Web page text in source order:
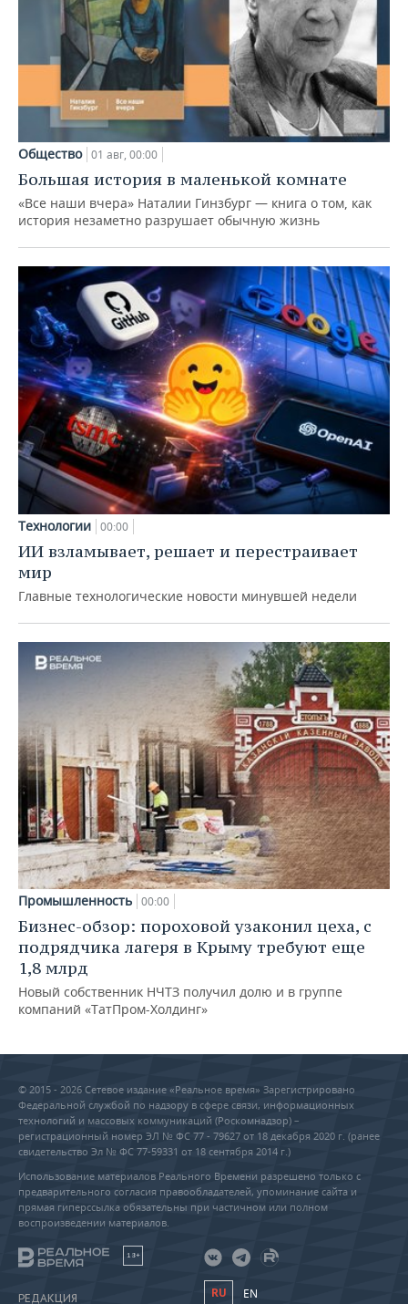
Общество 01 авг, 00:00
Большая история в маленькой комнате
«Все наши вчера» Наталии Гинзбург — книга о том, как
история незаметно разрушает обычную жизнь
Технологии 00:00
ИИ взламывает, решает и перестраивает
мир
Главные технологические новости минувшей недели
Промышленность 00:00
Бизнес-обзор: пороховой узаконил цеха, с
подрядчика лагеря в Крыму требуют еще
1,8 млрд
Новый собственник НЧТЗ получил долю и в группе
компаний «ТатПром-Холдинг»
© 2015 - 2026 Сетевое издание «Реальное время» Зарегистрировано
Федеральной службой по надзору в сфере связи, информационных
технологий и массовых коммуникаций (Роскомнадзор) –
регистрационный номер ЭЛ № ФС 77 - 79627 от 18 декабря 2020 г. (ранее
свидетельство Эл № ФС 77-59331 от 18 сентября 2014 г.)
Использование материалов Реального Времени разрешено только с
предварительного согласия правообладателей, упоминание сайта и
прямая гиперссылка обязательны при частичном или полном
воспроизведении материалов.
18+
РЕДАКЦИЯ RU EN